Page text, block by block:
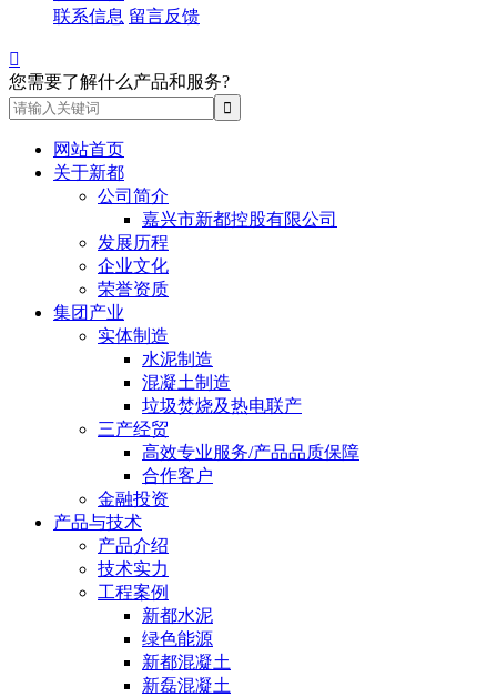
联系信息 留言反馈

您需要了解什么产品和服务?
网站首页
关于新都
公司简介
嘉兴市新都控股有限公司
发展历程
企业文化
荣誉资质
集团产业
实体制造
水泥制造
混凝土制造
垃圾焚烧及热电联产
三产经贸
高效专业服务/产品品质保障
合作客户
金融投资
产品与技术
产品介绍
技术实力
工程案例
新都水泥
绿色能源
新都混凝土
新磊混凝土